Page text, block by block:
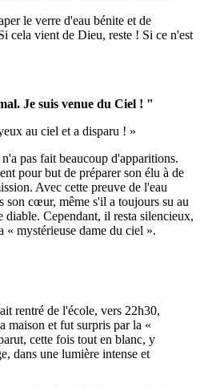
le verre d'eau bénite et de
cela vient de Dieu, reste ! Si ce n'est
Je suis venue du Ciel ! "
au ciel et a disparu ! »
pas fait beaucoup d'apparitions.
pour but de préparer son élu à de
Avec cette preuve de l'eau
son cœur, même s'il a toujours su au
diable. Cependant, il resta silencieux,
« mystérieuse dame du ciel ».
rentré de l'école, vers 22h30,
maison et fut surpris par la «
cette fois tout en blanc, y
dans une lumière intense et